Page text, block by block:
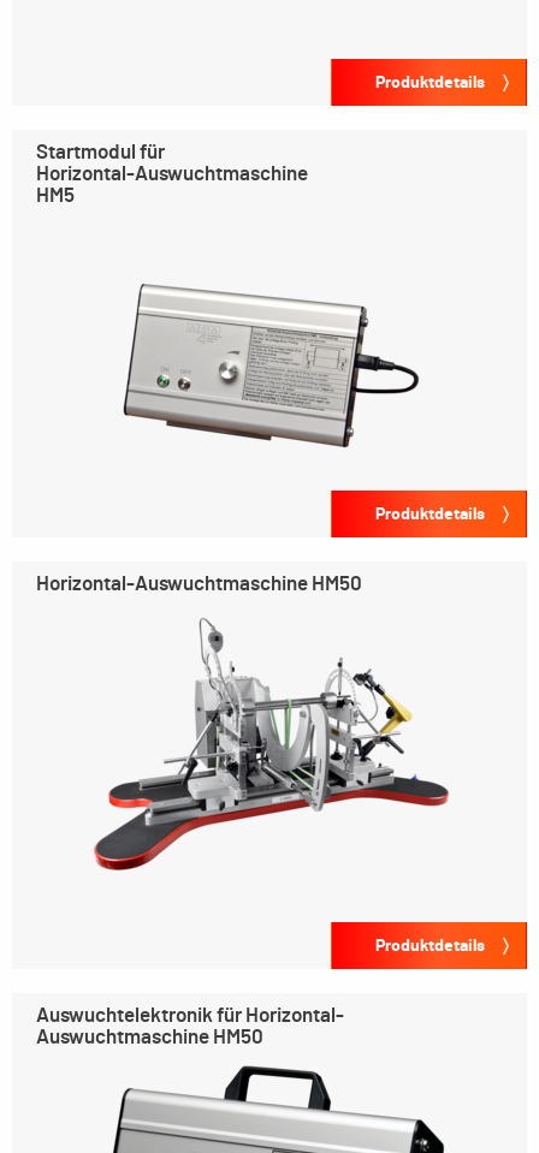
Produktdetails
Startmodul für
Horizontal-Auswuchtmaschine
HM5
Produktdetails
Horizontal-Auswuchtmaschine HM50
Produktdetails
Auswuchtelektronik für Horizontal-
Auswuchtmaschine HM50